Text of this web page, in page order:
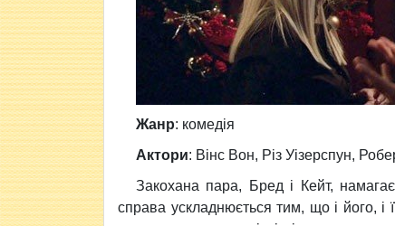
Жанр: комедія
Актори: Вінс Вон, Різ Уізерспун,
Закохана пара, Бред і Кейт,
справа ускладнюється тим, що і його, і